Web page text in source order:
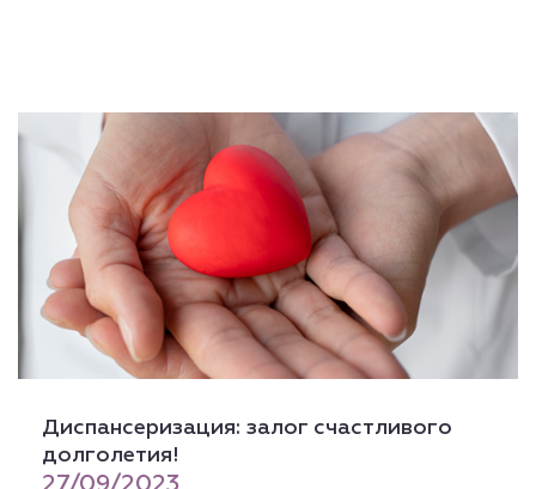
Диспансеризация: залог счастливого
долголетия!
27/09/2023